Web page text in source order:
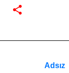
Adsız